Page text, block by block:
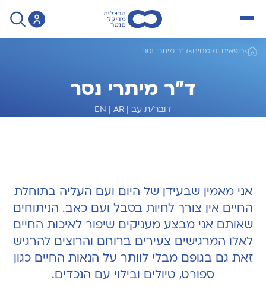
>רופאים ומומחים>ד"ר מיתרי נסר
ד"ר מיתרי נסר
דובר/ת עב |
EN | AR
אני מאמין שבעידן של היום ועם העליה בתוחלת
החיים אין צורך לחיות בסבל ועם כאב. הניתוחים
שאותם אני מבצע מעניקים שיפור לאיכות החיים
לאלו המרגישים צעירים ברוחם והרוצים להרגיש
זאת גם בגופם מבלי לוותר על הנאות החיים כגון
ספורט, טיולים ובילוי עם הנכדים.